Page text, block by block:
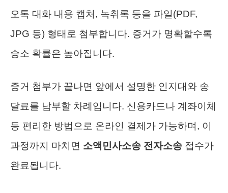
오톡 대화 내용 캡처, 녹취록 등을 파일(PDF,
JPG 등) 형태로 첨부합니다. 증거가 명확할수록
승소 확률은 높아집니다.
증거 첨부가 끝나면 앞에서 설명한 인지대와 송
달료를 납부할 차례입니다. 신용카드나 계좌이체
등 편리한 방법으로 온라인 결제가 가능하며, 이
과정까지 마치면 소액민사소송 전자소송 접수가
완료됩니다.